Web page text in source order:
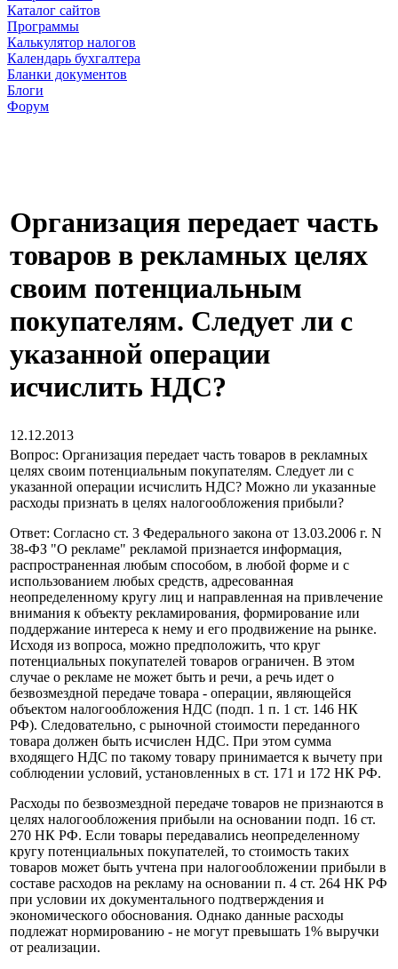
Каталог сайтов
Программы
Калькулятор налогов
Календарь бухгалтера
Бланки документов
Блоги
Форум
Организация передает часть
товаров в рекламных целях
своим потенциальным
покупателям. Следует ли с
указанной операции
исчислить НДС?
12.12.2013
Вопрос: Организация передает часть товаров в рекламных
целях своим потенциальным покупателям. Следует ли с
указанной операции исчислить НДС? Можно ли указанные
расходы признать в целях налогообложения прибыли?
Ответ: Согласно ст. 3 Федерального закона от 13.03.2006 г. N
38-ФЗ "О рекламе" рекламой признается информация,
распространенная любым способом, в любой форме и с
использованием любых средств, адресованная
неопределенному кругу лиц и направленная на привлечение
внимания к объекту рекламирования, формирование или
поддержание интереса к нему и его продвижение на рынке.
Исходя из вопроса, можно предположить, что круг
потенциальных покупателей товаров ограничен. В этом
случае о рекламе не может быть и речи, а речь идет о
безвозмездной передаче товара - операции, являющейся
объектом налогообложения НДС (подп. 1 п. 1 ст. 146 НК
РФ). Следовательно, с рыночной стоимости переданного
товара должен быть исчислен НДС. При этом сумма
входящего НДС по такому товару принимается к вычету при
соблюдении условий, установленных в ст. 171 и 172 НК РФ.
Расходы по безвозмездной передаче товаров не признаются в
целях налогообложения прибыли на основании подп. 16 ст.
270 НК РФ. Если товары передавались неопределенному
кругу потенциальных покупателей, то стоимость таких
товаров может быть учтена при налогообложении прибыли в
составе расходов на рекламу на основании п. 4 ст. 264 НК РФ
при условии их документального подтверждения и
экономического обоснования. Однако данные расходы
подлежат нормированию - не могут превышать 1% выручки
от реализации.